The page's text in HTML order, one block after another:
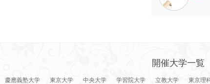
開催大学一覧
慶應義塾大学 東京大学 中央大学 学習院大学 立教大学 東京理